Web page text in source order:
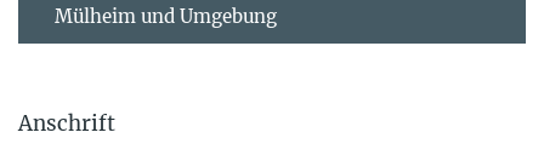
Mülheim und Umgebung
Anschrift